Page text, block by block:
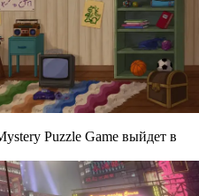
Puzzle Game выйдет в